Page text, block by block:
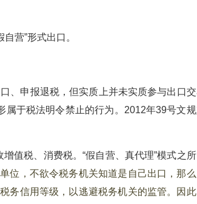
营”形式出口。
、申报退税，但实质上并未实质参与出口
属于税法明令禁止的行为。2012年39号文
值税、消费税。“假自营、真代理”模式之所
位，不欲令税务机关知道是自己出口，那么
务信用等级，以逃避税务机关的监管。因此